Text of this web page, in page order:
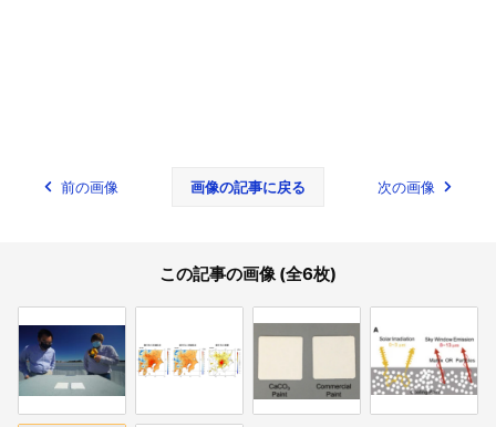
前の画像 画像の記事に戻る 次の画像
この記事の画像 (全6枚)